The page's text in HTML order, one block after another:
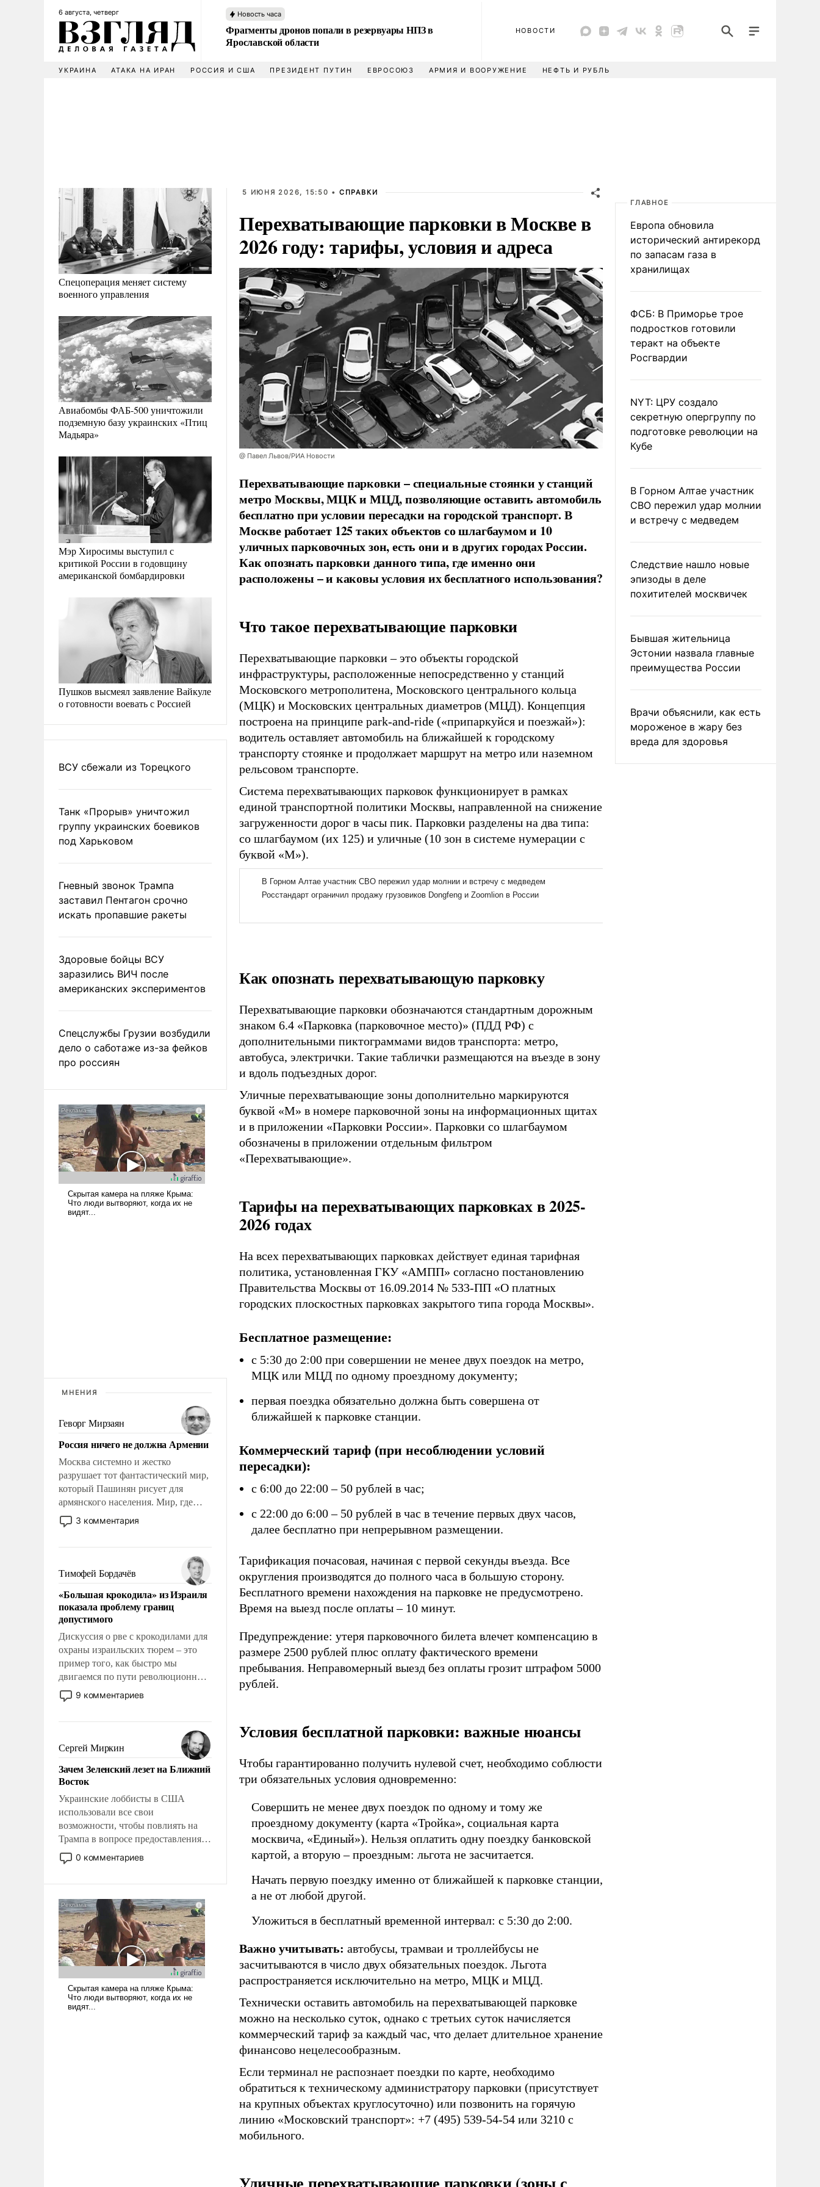
6 августа, четверг Новость часа
Фрагменты дронов попали в резервуары НПЗ в
Ярославской области
НОВОСТИ
УКРАИНА АТАКА НА ИРАН РОССИЯ И США ПРЕЗИДЕНТ ПУТИН ЕВРОСОЮЗ АРМИЯ И ВООРУЖЕНИЕ НЕФТЬ И РУБЛЬ
Спецоперация меняет систему
военного управления
Авиабомбы ФАБ-500 уничтожили
подземную базу украинских «Птиц
Мадьяра»
Мэр Хиросимы выступил с
критикой России в годовщину
американской бомбардировки
Пушков высмеял заявление Вайкуле
о готовности воевать с Россией
ВСУ сбежали из Торецкого
Танк «Прорыв» уничтожил
группу украинских боевиков
под Харьковом
Гневный звонок Трампа
заставил Пентагон срочно
искать пропавшие ракеты
Здоровые бойцы ВСУ
заразились ВИЧ после
американских экспериментов
Спецслужбы Грузии возбудили
дело о саботаже из-за фейков
про россиян
МНЕНИЯ
Геворг Мирзаян
Россия ничего не должна Армении
Москва системно и жестко
разрушает тот фантастический мир,
который Пашинян рисует для
армянского населения. Мир, где
этому населению все должны
просто по определению, где его
беспрекословно оплачиваться за
счет российских
налогоплательщиков и где за свои
поступки не нужно отвечать.
3 комментария
Тимофей Бордачёв
«Большая крокодила» из Израиля
показала проблему границ
допустимого
Дискуссия о рве с крокодилами для
охраны израильских тюрем – это
пример того, как быстро мы
двигаемся по пути революционных
изменений. То, что несколько лет
назад было образом для
9 комментариев
Сергей Миркин
Зачем Зеленский лезет на Ближний
Восток
Украинские лоббисты в США
использовали все свои
возможности, чтобы повлиять на
Трампа в вопросе предоставления
вооружений своим нанимателям.
Вероятно, кому-то из тех, кто
продемонстрировать, что Украина
вступила в вооруженное
противостояние с Ираном.
0 комментариев
5 ИЮНЯ 2026, 15:50 • СПРАВКИ
Перехватывающие парковки в Москве в
2026 году: тарифы, условия и адреса
@ Павел Львов/РИА Новости
Перехватывающие парковки – специальные стоянки у станций
метро Москвы, МЦК и МЦД, позволяющие оставить автомобиль
бесплатно при условии пересадки на городской транспорт. В
Москве работает 125 таких объектов со шлагбаумом и 10
уличных парковочных зон, есть они и в других городах России.
Как опознать парковки данного типа, где именно они
расположены – и каковы условия их бесплатного использования?
Что такое перехватывающие парковки
Перехватывающие парковки – это объекты городской
инфраструктуры, расположенные непосредственно у станций
Московского метрополитена, Московского центрального кольца
(МЦК) и Московских центральных диаметров (МЦД). Концепция
построена на принципе park-and-ride («припаркуйся и поезжай»):
водитель оставляет автомобиль на ближайшей к городскому
транспорту стоянке и продолжает маршрут на метро или наземном
рельсовом транспорте.
Система перехватывающих парковок функционирует в рамках
единой транспортной политики Москвы, направленной на снижение
загруженности дорог в часы пик. Парковки разделены на два типа:
со шлагбаумом (их 125) и уличные (10 зон в системе нумерации с
буквой «М»).
Как опознать перехватывающую парковку
Перехватывающие парковки обозначаются стандартным дорожным
знаком 6.4 «Парковка (парковочное место)» (ПДД РФ) с
дополнительными пиктограммами видов транспорта: метро,
автобуса, электрички. Такие таблички размещаются на въезде в зону
и вдоль подъездных дорог.
Уличные перехватывающие зоны дополнительно маркируются
буквой «М» в номере парковочной зоны на информационных щитах
и в приложении «Парковки России». Парковки со шлагбаумом
обозначены в приложении отдельным фильтром
«Перехватывающие».
Тарифы на перехватывающих парковках в 2025-
2026 годах
На всех перехватывающих парковках действует единая тарифная
политика, установленная ГКУ «АМПП» согласно постановлению
Правительства Москвы от 16.09.2014 № 533-ПП «О платных
городских плоскостных парковках закрытого типа города Москвы».
Бесплатное размещение:
с 5:30 до 2:00 при совершении не менее двух поездок на метро,
МЦК или МЦД по одному проездному документу;
первая поездка обязательно должна быть совершена от
ближайшей к парковке станции.
Коммерческий тариф (при несоблюдении условий
пересадки):
с 6:00 до 22:00 – 50 рублей в час;
с 22:00 до 6:00 – 50 рублей в час в течение первых двух часов,
далее бесплатно при непрерывном размещении.
Тарификация почасовая, начиная с первой секунды въезда. Все
округления производятся до полного часа в большую сторону.
Бесплатного времени нахождения на парковке не предусмотрено.
Время на выезд после оплаты – 10 минут.
Предупреждение: утеря парковочного билета влечет компенсацию в
размере 2500 рублей плюс оплату фактического времени
пребывания. Неправомерный выезд без оплаты грозит штрафом 5000
рублей.
Условия бесплатной парковки: важные нюансы
Чтобы гарантированно получить нулевой счет, необходимо соблюсти
три обязательных условия одновременно:
Совершить не менее двух поездок по одному и тому же
проездному документу (карта «Тройка», социальная карта
москвича, «Единый»). Нельзя оплатить одну поездку банковской
картой, а вторую – проездным: льгота не засчитается.
Начать первую поездку именно от ближайшей к парковке станции,
а не от любой другой.
Уложиться в бесплатный временной интервал: с 5:30 до 2:00.
Важно учитывать: автобусы, трамваи и троллейбусы не
засчитываются в число двух обязательных поездок. Льгота
распространяется исключительно на метро, МЦК и МЦД.
Технически оставить автомобиль на перехватывающей парковке
можно на несколько суток, однако с третьих суток начисляется
коммерческий тариф за каждый час, что делает длительное хранение
финансово нецелесообразным.
Если терминал не распознает поездки по карте, необходимо
обратиться к техническому администратору парковки (присутствует
на крупных объектах круглосуточно) или позвонить на горячую
линию «Московский транспорт»: +7 (495) 539-54-54 или 3210 с
мобильного.
ГЛАВНОЕ
Европа обновила
исторический антирекорд
по запасам газа в
хранилищах
ФСБ: В Приморье трое
подростков готовили
теракт на объекте
Росгвардии
NYT: ЦРУ создало
секретную опергруппу по
подготовке революции на
Кубе
В Горном Алтае участник
СВО пережил удар молнии
и встречу с медведем
Следствие нашло новые
эпизоды в деле
похитителей москвичек
Бывшая жительница
Эстонии назвала главные
преимущества России
Врачи объяснили, как есть
мороженое в жару без
вреда для здоровья